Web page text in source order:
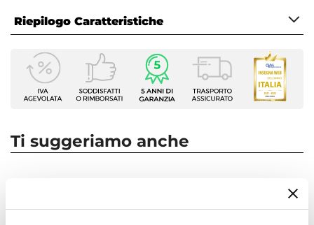
Riepilogo Caratteristiche
Caratteristiche
Tipologia
Incasso Doccia
Serie
Cromo
Ti suggeriamo anche